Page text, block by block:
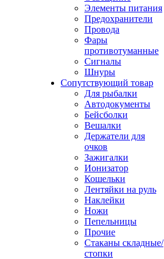
Элементы питания
Предохранители
Провода
Фары
противотуманные
Сигналы
Шнуры
Сопутствующий товар
Для рыбалки
Автодокументы
Бейсболки
Вешалки
Держатели для
очков
Зажигалки
Ионизатор
Кошельки
Лентяйки на руль
Наклейки
Ножи
Пепельницы
Прочие
Стаканы складные/
стопки